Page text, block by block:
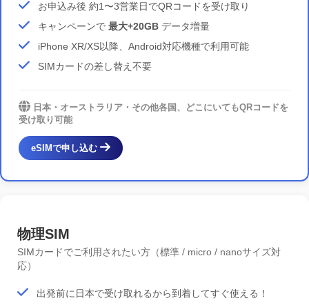
お申込み後 約1〜3営業日でQRコードを受け取り
キャンペーンで 最大+20GB データ増量
iPhone XR/XS以降、Android対応機種で利用可能
SIMカードの差し替え不要
日本・オーストラリア・その他各国 、どこにいてもQRコードを
受け取り可能
eSIMで申し込む
物理SIM
SIMカードでご利用されたい方（標準 / micro / nanoサイズ対
応）
出発前に日本で受け取れるから到着してすぐ使える！